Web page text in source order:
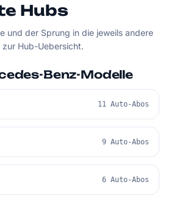
Hubs
und der Sprung in die jeweils andere
Hub-Uebersicht.
Benz-Modelle
11 Auto-Abos
9 Auto-Abos
6 Auto-Abos